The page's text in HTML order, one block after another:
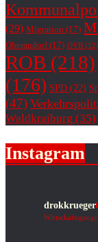
(29) Migration (17)
Oberaudorf(17) OVB (12)
ROB (218)
(176) SPD (22)
(47)
Waldkraiburg (35)
Instagram
drokkrueger